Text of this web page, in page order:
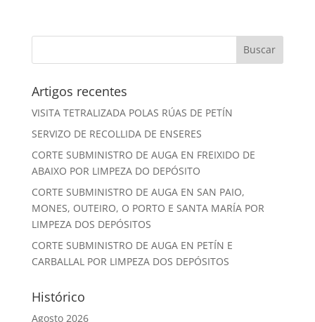
Artigos recentes
VISITA TETRALIZADA POLAS RÚAS DE PETÍN
SERVIZO DE RECOLLIDA DE ENSERES
CORTE SUBMINISTRO DE AUGA EN FREIXIDO DE
ABAIXO POR LIMPEZA DO DEPÓSITO
CORTE SUBMINISTRO DE AUGA EN SAN PAIO,
MONES, OUTEIRO, O PORTO E SANTA MARÍA POR
LIMPEZA DOS DEPÓSITOS
CORTE SUBMINISTRO DE AUGA EN PETÍN E
CARBALLAL POR LIMPEZA DOS DEPÓSITOS
Histórico
Agosto 2026